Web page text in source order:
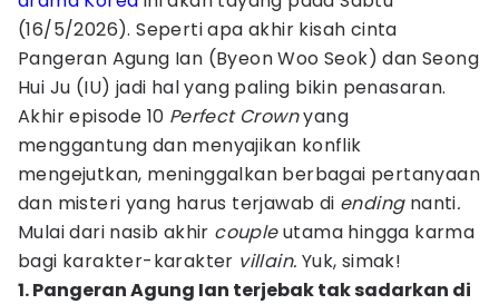
(16/5/2026). Seperti apa akhir kisah cinta
Pangeran Agung Ian (Byeon Woo Seok) dan Seong
Hui Ju (IU) jadi hal yang paling bikin penasaran.
Akhir episode 10 Perfect Crownyang
menggantung dan menyajikan konflik
mengejutkan, meninggalkan berbagai pertanyaan
dan misteri yang harus terjawab di ending nanti.
Mulai dari nasib akhir coupleutama hingga karma
bagi karakter-karakter villain. Yuk, simak!
1. Pangeran Agung Ian terjebak tak sadarkan di